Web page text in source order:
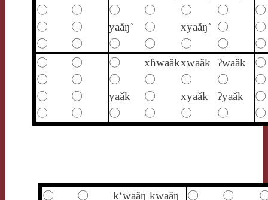
〇
〇 〇 〇 〇 〇
〇
〇
〇 yaăŋ` 〇 xyaăŋ` 〇
〇
〇
〇 〇 〇 〇 〇
〇
〇
〇 〇 xɦwaăkxwaăk ʔwaăk
〇
〇
〇 〇 〇 〇 〇
〇
〇
〇 yaăk 〇 xyaăk ʔyaăk
〇
〇
〇 〇 〇 〇 〇 〇
〇 〇 k‘waăŋ kwaăŋ 〇 〇